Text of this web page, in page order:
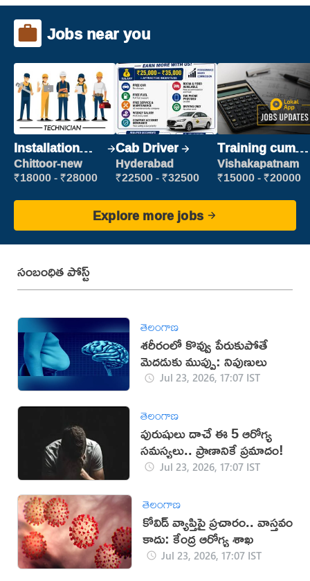
Jobs near you
Installation
Engineer/
Helper
Chittoor-new
₹18000 - ₹28000
Cab Driver
Hyderabad
₹22500 - ₹32500
Training cum
Placement
Vishakapatnam
₹15000 - ₹20000
Explore more jobs
సంబంధిత పోస్ట్
తెలంగాణ
శరీరంలో కొవ్వు పేరుకుపోతే
మెదడుకు ముప్పు: నిపుణులు
Jul 23, 2026, 17:07 IST
తెలంగాణ
పురుషులు దాచే ఈ 5 ఆరోగ్య
సమస్యలు.. ప్రాణానికే ప్రమాదం!
Jul 23, 2026, 17:07 IST
తెలంగాణ
కోవిడ్ వ్యాప్తిపై ప్రచారం.. వాస్తవం
కాదు: కేంద్ర ఆరోగ్య శాఖ
Jul 23, 2026, 17:07 IST